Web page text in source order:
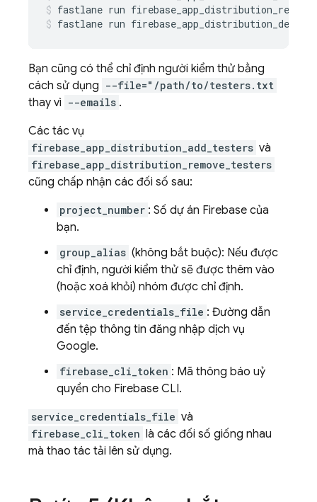
fastlane run
fastlane run
Bạn cũng có thể chỉ định người kiểm thử bằng
cách sử dụng --file="/path/to/testers.txt
thay vì --emails .
Các tác vụ
firebase_app_distribution_add_testers và
firebase_app_distribution_remove_testers
cũng chấp nhận các đối số sau:
project_number : Số dự án Firebase của
bạn.
group_alias (không bắt buộc): Nếu được
chỉ định, người kiểm thử sẽ được thêm vào
(hoặc xoá khỏi) nhóm được chỉ định.
service_credentials_file : Đường dẫn
đến tệp thông tin đăng nhập dịch vụ
Google.
firebase_cli_token : Mã thông báo uỷ
quyền cho Firebase CLI.
service_credentials_file và
firebase_cli_token là các đối số giống nhau
mà thao tác tải lên sử dụng.